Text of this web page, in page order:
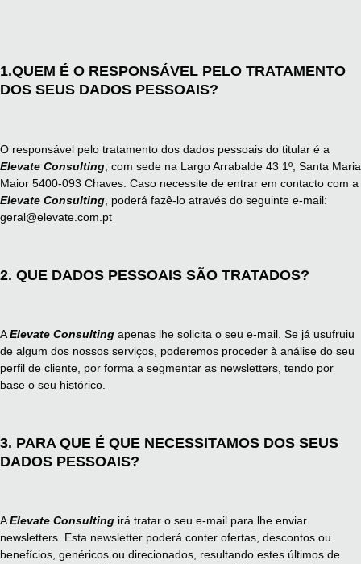
1.QUEM É O RESPONSÁVEL PELO TRATAMENTO
DOS SEUS DADOS PESSOAIS?
O responsável pelo tratamento dos dados pessoais do titular é a
Elevate Consulting , com sede na Largo Arrabalde 43 1º, Santa Maria
Maior 5400-093 Chaves. Caso necessite de entrar em contacto com a
Elevate Consulting , poderá fazê-lo através do seguinte e-mail:
geral@elevate.com.pt
2. QUE DADOS PESSOAIS SÃO TRATADOS?
AElevate Consulting apenas lhe solicita o seu e-mail. Se já usufruiu
de algum dos nossos serviços, poderemos proceder à análise do seu
perfil de cliente, por forma a segmentar as newsletters, tendo por
base o seu histórico.
3. PARA QUE É QUE NECESSITAMOS DOS SEUS
DADOS PESSOAIS?
AElevate Consulting irá tratar o seu e-mail para lhe enviar
newsletters. Esta newsletter poderá conter ofertas, descontos ou
benefícios, genéricos ou direcionados, resultando estes últimos de